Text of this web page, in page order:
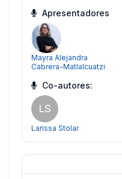
Apresentadores
Mayra Alejandra
Cabrera-Matlalcuatzi
Co-autores:
LS
Larissa Stolar